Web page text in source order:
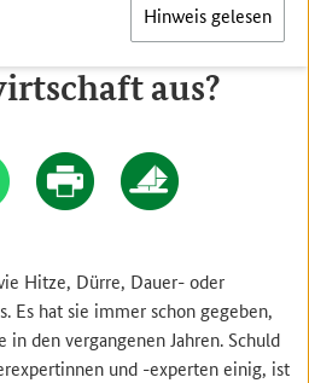
der Klimawandel
aus?
Hitze, Dürre, Dauer- oder
Es hat sie immer schon gegeben,
den vergangenen Jahren. Schuld
und -experten einig, ist
Hinweis gelesen